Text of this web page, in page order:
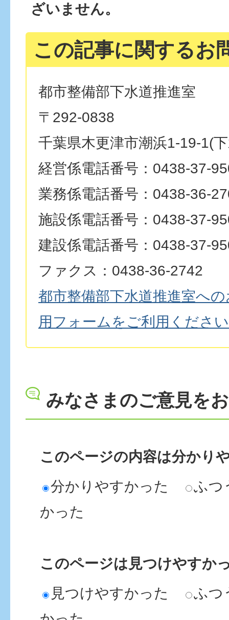
ざいません。
この記事に関するお
都市整備部下水道推進室
〒292-0838
千葉県木更津市潮浜1-19-1(
経営係電話番号：0438-37-
業務係電話番号：0438-36-
施設係電話番号：0438-37-
建設係電話番号：0438-37-
ファクス：0438-36-2742
都市整備部下水道推進室へ
用フォームをご利用くださ
みなさまのご意見を
このページの内容は分かり
分かりやすかった
ふつ
かった
このページは見つけやすか
見つけやすかった
ふつ